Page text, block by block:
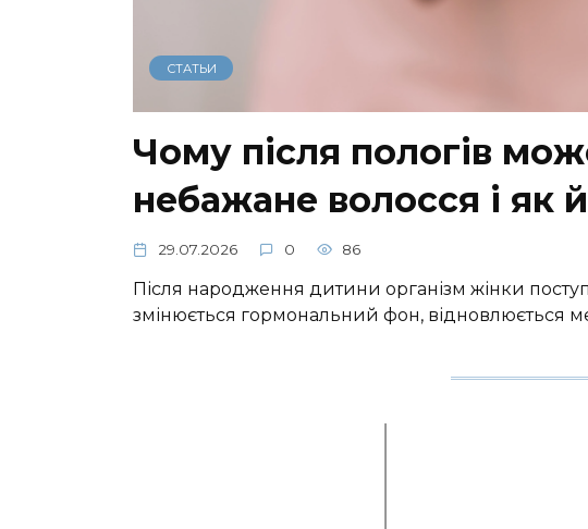
СТАТЬИ
Чому після пологів
небажане волосся і як
29.07.2026 0 86
Після народження дитини організм жінки
змінюється гормональний фон, відновлюється